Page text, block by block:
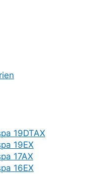
19DTAX
19EX
17AX
16EX